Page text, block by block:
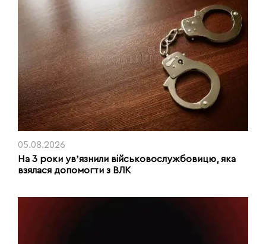
05.08.2026
На 3 роки увʼязнили військовослужбовицю, яка
взялася допомогти з ВЛК